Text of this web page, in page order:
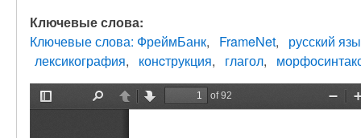
Ключевые слова:
Ключевые слова: ФреймБанк
FrameNet
русский
лексикография
конcтрукция глагол